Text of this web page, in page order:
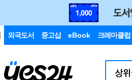
외국도서 중고샵 eBook 크레마클럽